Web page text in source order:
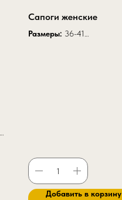
Сапоги женские
Размеры: 36-41
Добавить в корзину